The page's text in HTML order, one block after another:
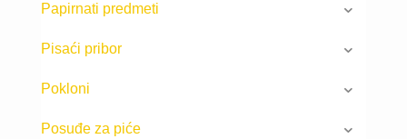
Papirnati predmeti
Pisaći pribor
Pokloni
Posuđe za piće